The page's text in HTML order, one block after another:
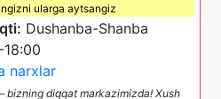
ularga aytsangiz
Dushanba-Shanba
narxlar
bizning diqqat markazimizda! Xush